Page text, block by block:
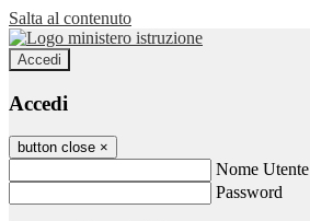
Salta al contenuto
Accedi
Accedi
button close ×
Nome Utente
Password